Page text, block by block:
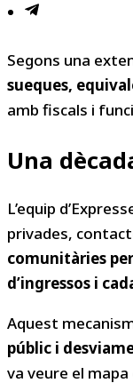
Segons una
sueques,
amb fiscals i
Una
L’equip
privades,
comunitàries
d’ingressos i
Aquest
públic i
va veure el